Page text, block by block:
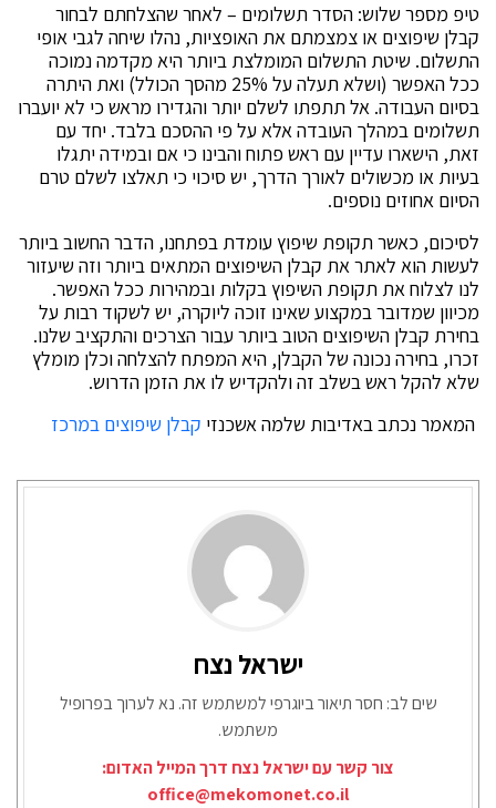
טיפ מספר שלוש: הסדר תשלומים – לאחר שהצלחתם לבחור
קבלן שיפוצים או צמצמתם את האופציות, נהלו שיחה לגבי אופי
התשלום. שיטת התשלום המומלצת ביותר היא מקדמה נמוכה
ככל האפשר (ושלא תעלה על 25% מהסך הכולל) ואת היתרה
בסיום העבודה. אל תתפתו לשלם יותר והגדירו מראש כי לא יועברו
תשלומים במהלך העובדה אלא על פי ההסכם בלבד. יחד עם
זאת, הישארו עדיין עם ראש פתוח והבינו כי אם ובמידה יתגלו
בעיות או מכשולים לאורך הדרך, יש סיכוי כי תאלצו לשלם טרם
הסיום אחוזים נוספים.
לסיכום, כאשר תקופת שיפוץ עומדת בפתחנו, הדבר החשוב ביותר
לעשות הוא לאתר את קבלן השיפוצים המתאים ביותר וזה שיעזור
לנו לצלוח את תקופת השיפוץ בקלות ובמהירות ככל האפשר.
מכיוון שמדובר במקצוע שאינו זוכה ליוקרה, יש לשקוד רבות על
בחירת קבלן השיפוצים הטוב ביותר עבור הצרכים והתקציב שלנו.
זכרו, בחירה נכונה של הקבלן, היא המפתח להצלחה וכלן מומלץ
שלא להקל ראש בשלב זה ולהקדיש לו את הזמן הדרוש.
המאמר נכתב באדיבות שלמה אשכנזי קבלן שיפוצים במרכז
ישראל נצח
שים לב: חסר תיאור ביוגרפי למשתמש זה. נא לערוך בפרופיל
משתמש.
צור קשר עם ישראל נצח דרך המייל האדום:
office@mekomonet.co.il